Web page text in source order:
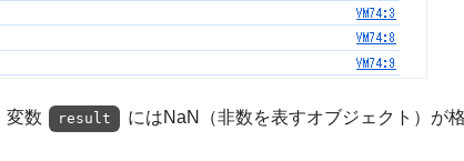
変数 result
にはNaN（非数を表すオブジェクト）が